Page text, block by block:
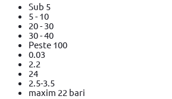
Sub 5
5 - 10
20 - 30
30 - 40
Peste 100
0.03
2.2
24
2.5-3.5
maxim 22 bari